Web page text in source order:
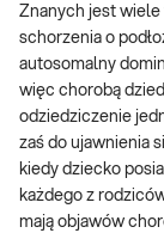
Znanych jest
schorzenia o
autosomalny
więc chorobą
odziedziczenie
zaś do ujawnienia
kiedy dziecko
każdego z
mają objawów